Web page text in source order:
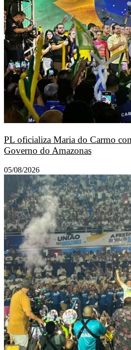
PL oficializa Maria do Carmo
Governo do Amazonas
05/08/2026